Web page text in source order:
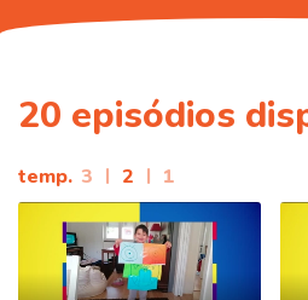
20 episódios
temp. 3 | 2 | 1